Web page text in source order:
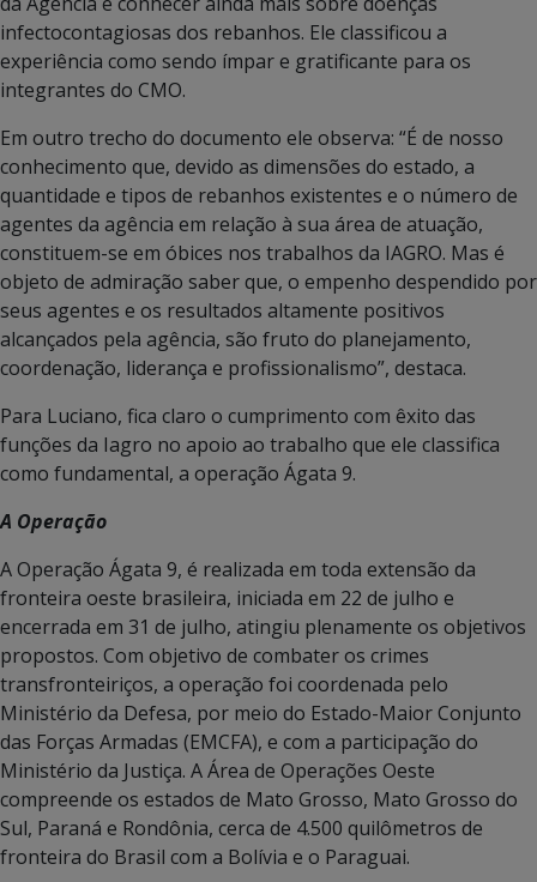
infectocontagiosas dos rebanhos. Ele classificou a
experiência como sendo ímpar e gratificante para os
integrantes do CMO.
Em outro trecho do documento ele observa: “É de nosso
conhecimento que, devido as dimensões do estado, a
quantidade e tipos de rebanhos existentes e o número de
agentes da agência em relação à sua área de atuação,
constituem-se em óbices nos trabalhos da IAGRO. Mas é
objeto de admiração saber que, o empenho despendido por
seus agentes e os resultados altamente positivos
alcançados pela agência, são fruto do planejamento,
coordenação, liderança e profissionalismo”, destaca.
Para Luciano, fica claro o cumprimento com êxito das
funções da Iagro no apoio ao trabalho que ele classifica
como fundamental, a operação Ágata 9.
A Operação
A Operação Ágata 9, é realizada em toda extensão da
fronteira oeste brasileira, iniciada em 22 de julho e
encerrada em 31 de julho, atingiu plenamente os objetivos
propostos. Com objetivo de combater os crimes
transfronteiriços, a operação foi coordenada pelo
Ministério da Defesa, por meio do Estado-Maior Conjunto
das Forças Armadas (EMCFA), e com a participação do
Ministério da Justiça. A Área de Operações Oeste
compreende os estados de Mato Grosso, Mato Grosso do
Sul, Paraná e Rondônia, cerca de 4.500 quilômetros de
fronteira do Brasil com a Bolívia e o Paraguai.